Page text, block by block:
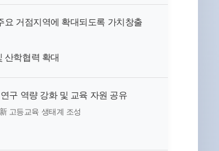
요 거점지역에 확대되도록 가치창출
산학협력 확대
구 역량 강화 및 교육 자원 공유
고등교육 생태계 조성